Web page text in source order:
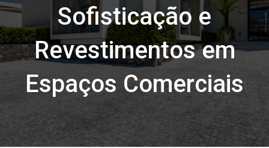
Sofisticação e
Revestimentos em
Espaços Comerciais